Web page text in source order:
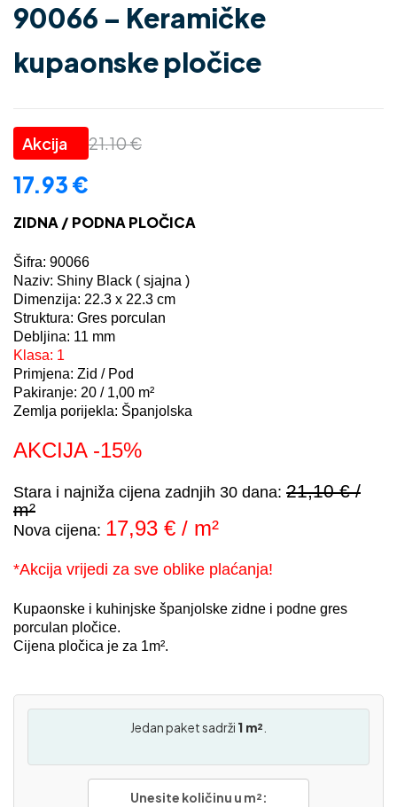
90066 – Keramičke
kupaonske pločice
21.10€
17.93 €
ZIDNA / PODNA PLOČICA
Šifra: 90066
Naziv: Shiny Black ( sjajna )
Dimenzija: 22.3 x 22.3 cm
Struktura: Gres porculan
Debljina: 11 mm
Klasa: 1
Primjena: Zid / Pod
Pakiranje: 20 / 1,00 m²
Zemlja porijekla: Španjolska
AKCIJA -15%
Stara i najniža cijena zadnjih 30 dana: 21,10 € /
m²
Nova cijena: 17,93 € / m²
*Akcija vrijedi za sve oblike plaćanja!
Kupaonske i kuhinjske španjolske zidne i podne gres
porculan pločice.
Cijena pločica je za 1m².
Jedan paket sadrži 1 m²
Unesite količinu u m²: